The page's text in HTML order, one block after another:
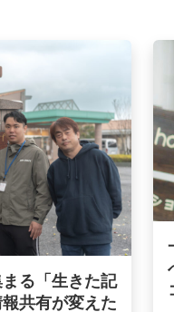
る「生きた記
共有が変えた